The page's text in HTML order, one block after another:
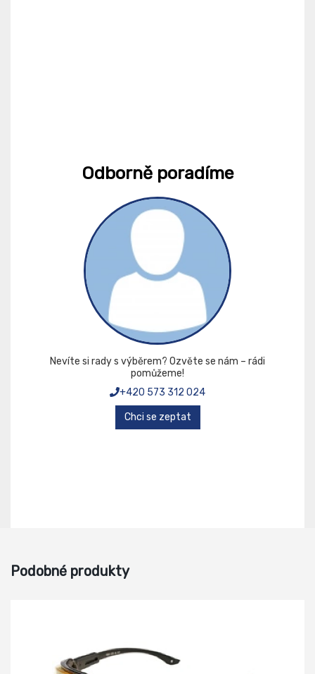
Odborně poradíme
Nevíte si rady s výběrem? Ozvěte se nám – rádi
pomůžeme!
+420 573 312 024
Chci se zeptat
Podobné produkty